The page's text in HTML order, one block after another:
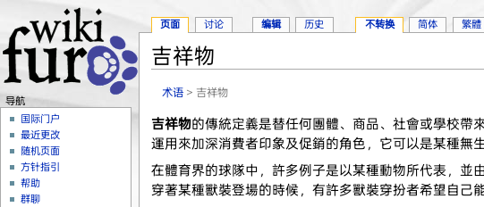
吉祥物
术语 > 吉祥物
吉祥物的傳統定義是替任何團體、商品、社會或學校帶
運用來加深消費者印象及促銷的角色，它可以是某種無
在體育界的球隊中，許多例子是以某種動物所代表，並
穿著某種獸裝登場的時候，有許多獸裝穿扮者希望自己
页面 讨论 编辑 历史 不转换 简体 繁體
导航
国际门户
最近更改
随机页面
方针指引
帮助
群聊